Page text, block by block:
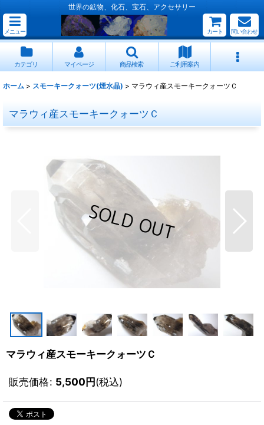
世界の鉱物、化石、宝石、アクセサリー
メニュー カート 問い合わせ
カテゴリ マイページ 商品検索 ご利用案内
ホーム > スモーキークォーツ(煙水晶) > マラウィ産スモーキークォーツＣ
マラウィ産スモーキークォーツＣ
マラウィ産スモーキークォーツＣ
販売価格: 5,500円(税込)